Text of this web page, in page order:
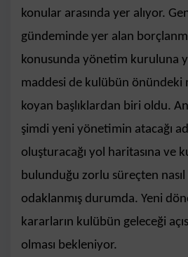
konular arasında yer alıyor.
gündeminde yer alan
konusunda yönetim kuruluna
maddesi de kulübün önündeki
koyan başlıklardan biri oldu.
şimdi yeni yönetimin atacağı
oluşturacağı yol haritasına ve
bulunduğu zorlu süreçten nasıl
odaklanmış durumda. Yeni
kararların kulübün geleceği
olması bekleniyor.